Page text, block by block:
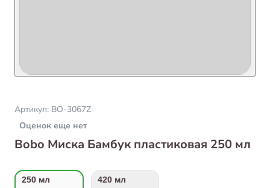
Артикул: BO-3067Z
Оценок еще нет
Bobo Миска Бамбук пластиковая 250 мл
250 мл 420 мл